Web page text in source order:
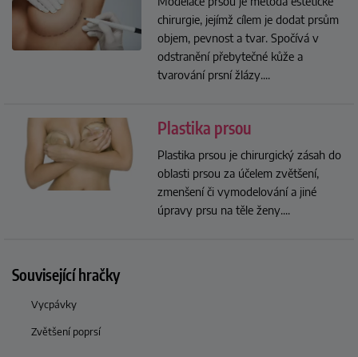
chirurgie, jejímž cílem je dodat prsům
objem, pevnost a tvar. Spočívá v
odstranění přebytečné kůže a
tvarování prsní žlázy....
Plastika prsou
Plastika prsou je chirurgický zásah do
oblasti prsou za účelem zvětšení,
zmenšení či vymodelování a jiné
úpravy prsu na těle ženy....
Související hračky
Vycpávky
Zvětšení poprsí